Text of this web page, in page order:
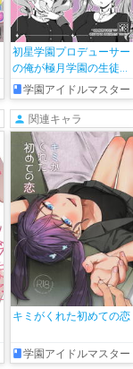
初星学園プロデューサー
の俺が極月学園の生徒を
プロデュースするために
PLv100になってシコタメ
する話
学園アイドルマスター
関連キャラ
キミがくれた初めての恋
学園アイドルマスター